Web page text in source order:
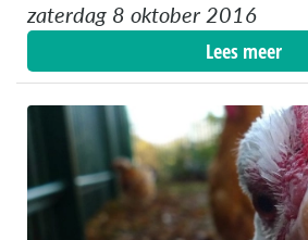
zaterdag 8 oktober 2016
Lees meer